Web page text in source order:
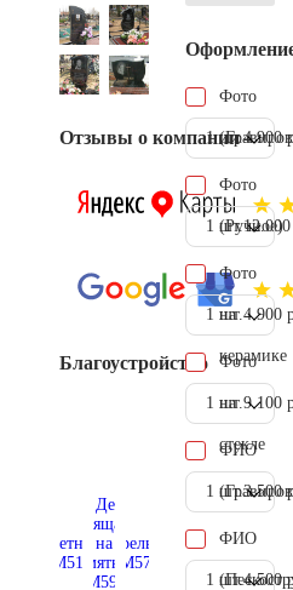
Отзывы о компании
Благоустройство
Фото
1 шт.4.900
Фото
(Ручное)
1 шт.
Фото
на
керамике
1 шт. 4.900
Фото
на
стекле
1 шт. 9.100
ФИО
1 шт.3.500
ФИО
1 шт.4.500